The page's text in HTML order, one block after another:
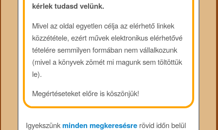
kérlek tudasd velünk.
Mivel az oldal egyetlen célja az elérhető linkek
közzététele, ezért művek elektronikus elérhetővé
tételére semmilyen formában nem vállalkozunk
(mivel a könyvek zömét mi magunk sem töltöttük
le).
Megértéseteket előre is köszönjük!
Igyekszünkminden megkeresésrerövid időn belül